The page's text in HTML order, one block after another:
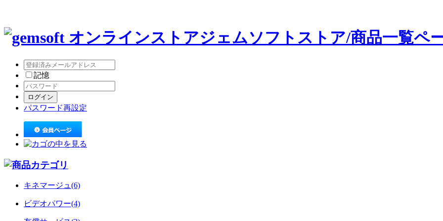
ジェムソフトストア/商品一覧ペ
記憶
パスワード再設定
キネマージュ(6)
ビデオパワー(4)